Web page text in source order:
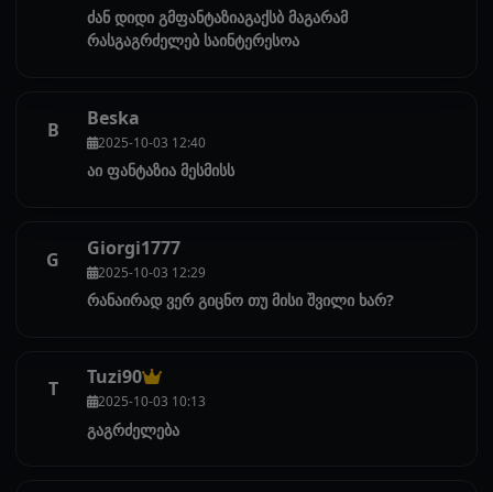
ძან დიდი გმფანტაზიაგაქსბ მაგარამ
რასგაგრძელებ საინტერესოა
B Beska
2025-10-03 12:40
აი ფანტაზია მესმისს
G Giorgi1777
2025-10-03 12:29
რანაირად ვერ გიცნო თუ მისი შვილი ხარ?
T Tuzi90
2025-10-03 10:13
გაგრძელება